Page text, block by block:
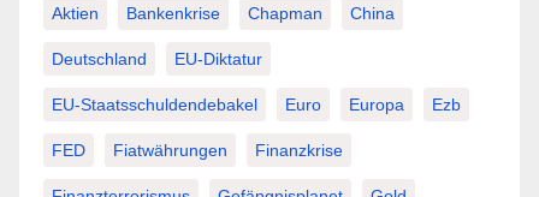
Aktien Bankenkrise Chapman China
Deutschland EU-Diktatur
EU-Staatsschuldendebakel Euro Europa Ezb
FED Fiatwährungen Finanzkrise